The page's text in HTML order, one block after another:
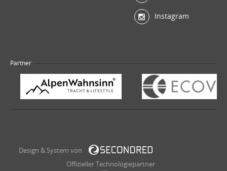
Instagram
Partner
Design & System von
Offizieller Technologiepartner